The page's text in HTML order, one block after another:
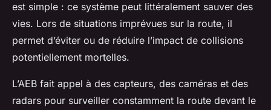
est simple : ce système peut littéralement sauver des
vies. Lors de situations imprévues sur la route, il
permet d’éviter ou de réduire l’impact de collisions
potentiellement mortelles.
L’AEB fait appel à des capteurs, des caméras et des
radars pour surveiller constamment la route devant le